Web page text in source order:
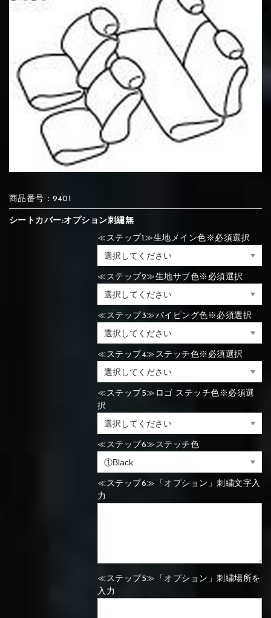
④Brown ⑤Dark Brown ⑥Yellow
⑦Blue
⑪Black
⑭Caramel
①Beige ②Gray ③Red
④Brown ⑤Dark Brown ⑥Yellow
⑦Blue ⑧Orange ⑨Pink
⑪Black
⑭Caramel ⑮Wine red
刺繍は下記21種類からご選択ください。
①Beige ②Gray ③Red
⑧Orange ⑨Pink
⑪Black ⑫Ivory
⑭Caramel
ください
刺繍は下記21種類からご選択ください。
①Black ②Gray ③Light gray
④Beige
⑧Yellow ⑨Orange
⑪Blue
⑭Pink
ください
刺繍は下記21種類からご選択ください。
①Black ②Gray ③Light gray
④Beige ⑤Ivory ⑥Red
⑧Yellow ⑨Orange
⑪Blue ⑫Aqua blue
⑭Pink ⑮Rose pink
商品番号：9401
シートカバー:オプション刺繡無
≪ステップ1≫生地メイン色※必須選択
≪ステップ2≫生地サブ色※必須選択
≪ステップ3≫パイピング色※必須選択
≪ステップ4≫ステッチ色※必須選択
≪ステップ5≫ロゴ ステッチ色※必須選
択
≪ステップ6≫ステッチ色
≪ステップ6≫「オプション」刺繍文字入
力
≪ステップ5≫「オプション」刺繍場所を
入力